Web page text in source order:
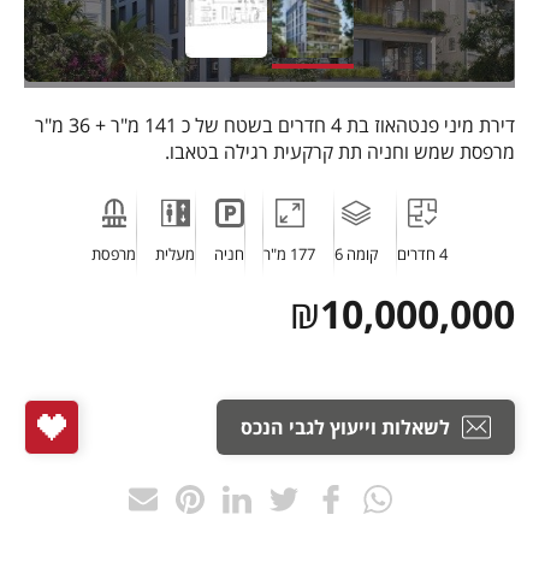
דירת מיני פנטהאוז בת 4 חדרים בשטח של כ 141 מ"ר + 36 מ"ר
מרפסת שמש וחניה תת קרקעית רגילה בטאבו.
4 חדרים קומה 6 177 מ"ר חניה מעלית מרפסת
10,000,000
₪
לשאלות וייעוץ לגבי הנכס